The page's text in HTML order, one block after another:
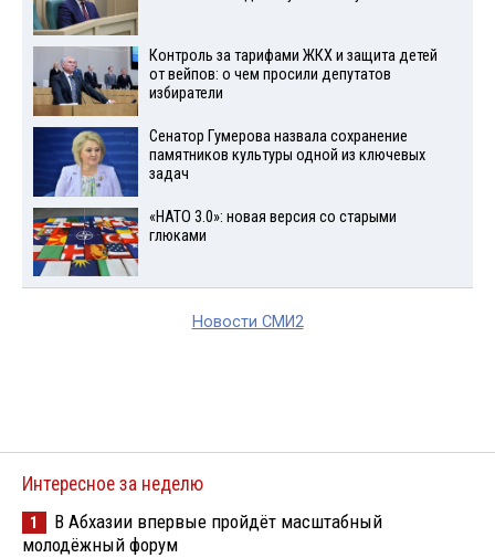
Контроль за тарифами ЖКХ и защита детей
от вейпов: о чем просили депутатов
избиратели
Сенатор Гумерова назвала сохранение
памятников культуры одной из ключевых
задач
«НАТО 3.0»: новая версия со старыми
глюками
Новости СМИ2
Интересное за неделю
1
В Абхазии впервые пройдёт масштабный
молодёжный форум